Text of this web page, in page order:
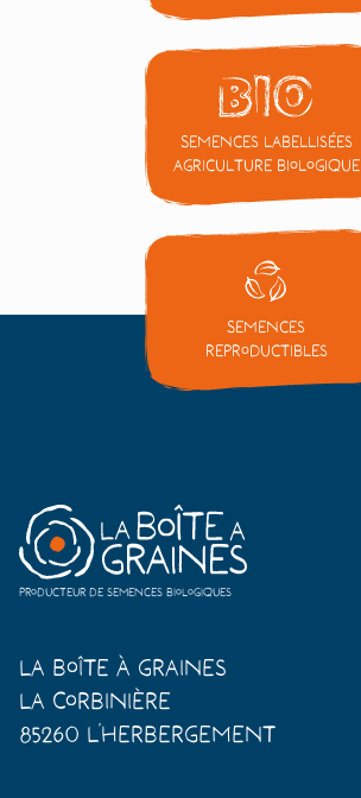
Semences labellisées
Agriculture Biologique
Semences
reproductibles
Producteur de semences biologiques
La Boîte à Graines
La Corbinière
85260 L'Herbergement